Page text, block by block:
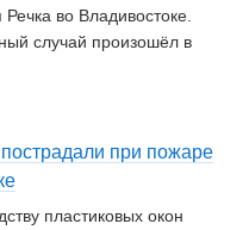
во Владивостоке.
случай произошёл в
при пожаре
пластиковых окон